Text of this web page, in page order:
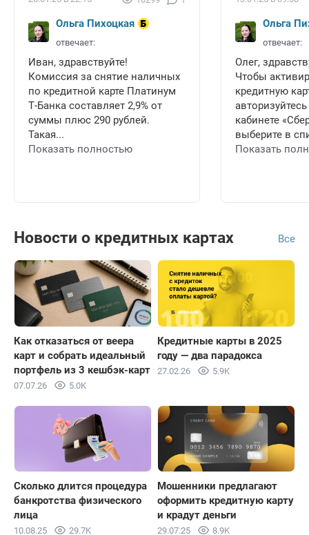
Ольга Пихоцкая
отвечает:
Иван, здравствуйте!
Комиссия за снятие наличных
по кредитной карте Платинум
Т-Банка составляет 2,9% от
суммы плюс 290 рублей.
Такая...
Показать полностью
Ольга
отвечает:
Олег,
Чтобы
кредитную
кабинете
выберите в
Показать
Новости о кредитных картах Все
Как отказаться от веера
карт и собрать идеальный
портфель из 3 кешбэк-карт
07.07.26 5.0K
Кредитные карты в 2025
году — два парадокса
27.02.26 5.9K
Сколько длится процедура
банкротства физического
лица
10.08.25 29.7K
Мошенники предлагают
оформить кредитную карту
и крадут деньги
29.07.25 8.9K